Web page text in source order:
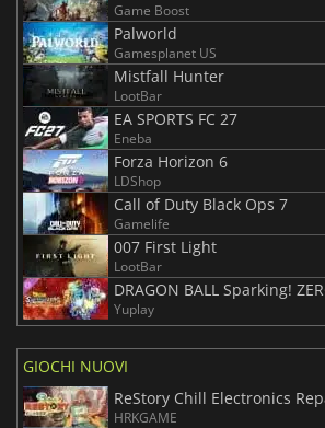
Game Boost
Palworld
Gamesplanet US
Mistfall Hunter
LootBar
EA SPORTS FC 27
Eneba
Forza Horizon 6
LDShop
Call of Duty Black Ops 7
Gamelife
007 First Light
LootBar
Yuplay
GIOCHI NUOVI
ReStory Chill Electronics
HRKGAME